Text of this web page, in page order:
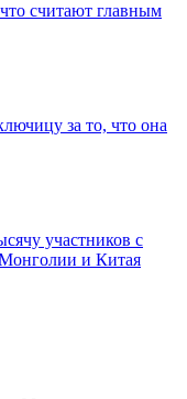
считают главным
за то, что она
участников с
и Китая